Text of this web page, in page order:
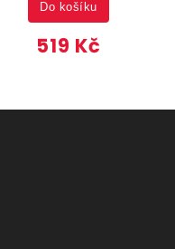
519 Kč
Do košíku